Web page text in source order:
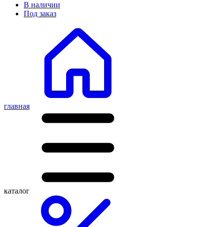
В наличии
Под заказ
главная
каталог